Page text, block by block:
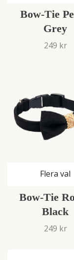
Bow-Tie
Grey
249 kr
Flera val
Bow-Tie
Black
249 kr